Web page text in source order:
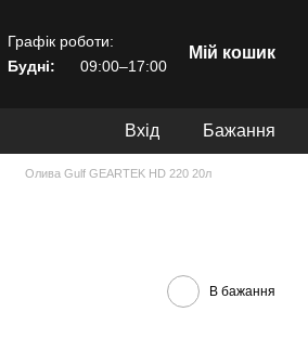
Графік роботи:
Будні:
09:00–17:00
Мій кошик
Вхід Бажання
Олива Gulf GEARTEK HD 220 20л
В бажання